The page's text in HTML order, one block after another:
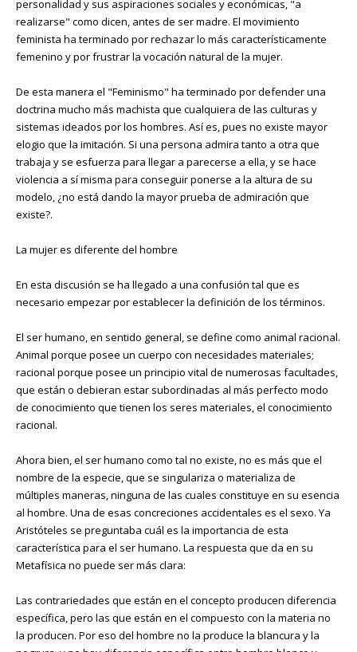
personalidad y sus aspiraciones sociales y económicas, "a
realizarse" como dicen, antes de ser madre. El movimiento
feminista ha terminado por rechazar lo más característicamente
femenino y por frustrar la vocación natural de la mujer.
De esta manera el "Feminismo" ha terminado por defender una
doctrina mucho más machista que cualquiera de las culturas y
sistemas ideados por los hombres. Así es, pues no existe mayor
elogio que la imitación. Si una persona admira tanto a otra que
trabaja y se esfuerza para llegar a parecerse a ella, y se hace
violencia a sí misma para conseguir ponerse a la altura de su
modelo, ¿no está dando la mayor prueba de admiración que
existe?.
La mujer es diferente del hombre
En esta discusión se ha llegado a una confusión tal que es
necesario empezar por establecer la definición de los términos.
El ser humano, en sentido general, se define como animal racional.
Animal porque posee un cuerpo con necesidades materiales;
racional porque posee un principio vital de numerosas facultades,
que están o debieran estar subordinadas al más perfecto modo
de conocimiento que tienen los seres materiales, el conocimiento
racional.
Ahora bien, el ser humano como tal no existe, no es más que el
nombre de la especie, que se singulariza o materializa de
múltiples maneras, ninguna de las cuales constituye en su esencia
al hombre. Una de esas concreciones accidentales es el sexo. Ya
Aristóteles se preguntaba cuál es la importancia de esta
característica para el ser humano. La respuesta que da en su
Metafísica no puede ser más clara:
Las contrariedades que están en el concepto producen diferencia
específica, pero las que están en el compuesto con la materia no
la producen. Por eso del hombre no la produce la blancura y la